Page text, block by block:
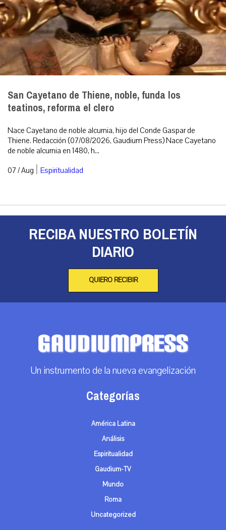
San Cayetano de Thiene, noble, funda los
teatinos, reforma el clero
Nace Cayetano de noble alcurnia, hijo del Conde Gaspar de
Thiene. Redacción (07/08/2026, Gaudium Press) Nace Cayetano
de noble alcurnia en 1480, h...
07 / Aug | Espiritualidad
RECIBA NUESTRO BOLETÍN
DIARIO
QUIERO RECIBIR
Un instrumento de la nueva evangelización
Categorías
América Latina
Análisis
Espiritualidad
Gaudium-TV
Mundo
Roma
Uncategorized